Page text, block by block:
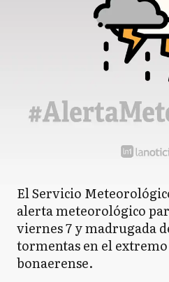
El Servicio
alerta meteorológico
viernes 7 y madrugada
tormentas en el extremo
bonaerense.